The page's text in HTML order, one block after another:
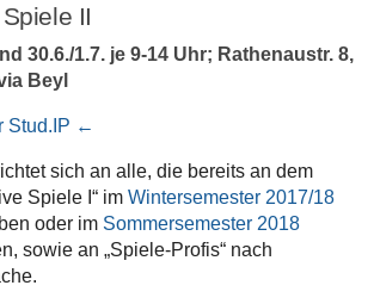
II
30.6./1.7. je 9-14 Uhr; Rathenaustr. 8,
Beyl
Stud.IP ←
sich an alle, die bereits an dem
Spiele I“ im Wintersemester 2017/18
oder im Sommersemester 2018
sowie an „Spiele-Profis“ nach